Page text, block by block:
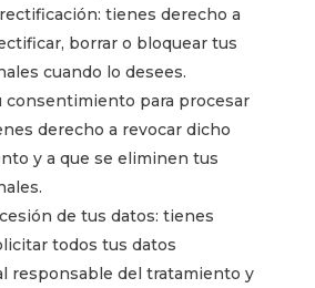
tienes derecho a
borrar o bloquear tus
cuando lo desees.
consentimiento para procesar
derecho a revocar dicho
y a que se eliminen tus
de tus datos: tienes
todos tus datos
responsable del tratamiento y